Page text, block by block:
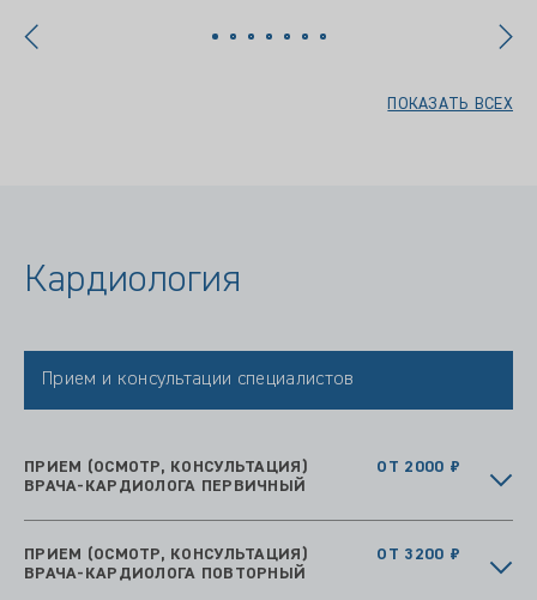
ПОКАЗАТЬ ВСЕХ
Кардиология
Прием и консультации специалистов
ПРИЕМ (ОСМОТР, КОНСУЛЬТАЦИЯ)
ВРАЧА-КАРДИОЛОГА ПЕРВИЧНЫЙ
ОТ 2000 ₽
ПРИЕМ (ОСМОТР, КОНСУЛЬТАЦИЯ)
ВРАЧА-КАРДИОЛОГА ПОВТОРНЫЙ
ОТ 3200 ₽